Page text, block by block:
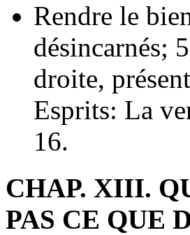
Rendre le
désincarnés;
droite,
Esprits: La
16.
CHAP. XIII.
PAS CE QUE